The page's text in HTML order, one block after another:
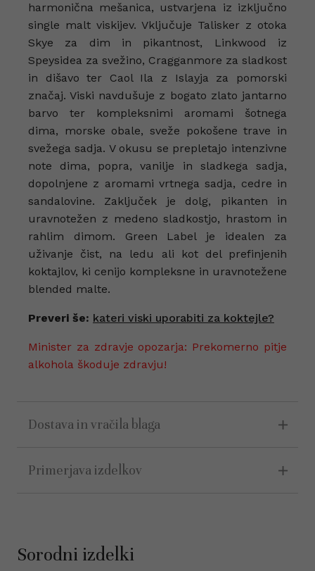
harmonična mešanica, ustvarjena iz izključno
single malt viskijev. Vključuje Talisker z otoka
Skye za dim in pikantnost, Linkwood iz
Speysidea za svežino, Cragganmore za sladkost
in dišavo ter Caol Ila z Islayja za pomorski
značaj. Viski navdušuje z bogato zlato jantarno
barvo ter kompleksnimi aromami šotnega
dima, morske obale, sveže pokošene trave in
svežega sadja. V okusu se prepletajo intenzivne
note dima, popra, vanilje in sladkega sadja,
dopolnjene z aromami vrtnega sadja, cedre in
sandalovine. Zaključek je dolg, pikanten in
uravnotežen z medeno sladkostjo, hrastom in
rahlim dimom. Green Label je idealen za
uživanje čist, na ledu ali kot del prefinjenih
koktajlov, ki cenijo kompleksne in uravnotežene
blended malte.
Preveri še: kateri viski uporabiti za koktejle?
Minister za zdravje opozarja: Prekomerno pitje
alkohola škoduje zdravju!
Dostava in vračila blaga
Primerjava izdelkov
Sorodni izdelki